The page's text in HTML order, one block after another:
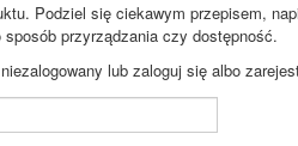
Podziel się ciekawym przepisem,
przyrządzania czy dostępność.
lub zaloguj się albo